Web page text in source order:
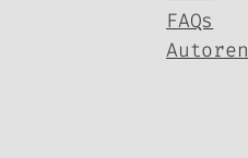
FAQs
Autoren